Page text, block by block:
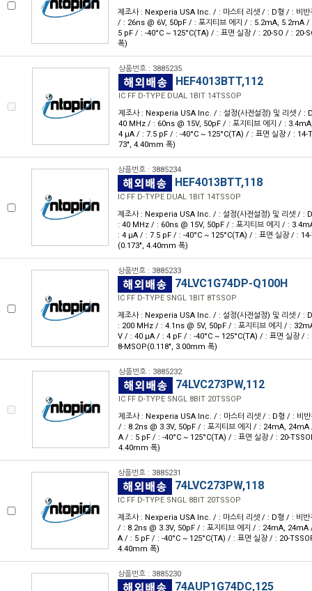
제조사 : Nexperia USA Inc. / : 마스터 리셋 / : D형 / : 비
/ : 26ns @ 6V, 50pF / : 포지티브 에지 / : 5.2mA, 5.2mA
5 pF / : -40°C ~ 125°C(TA) / : 표면 실장 / : 20-SO / : 20-
폭)
상품번호 : 3885235
HEF4013BTT,112
IC FF D-TYPE DUAL 1BIT 14TSSOP
제조사 : Nexperia USA Inc. / : 설정(사전설정) 및 리셋 / :
40 MHz / : 60ns @ 15V, 50pF / : 포지티브 에지 / :
4 μA / : 7.5 pF / : -40°C ~ 125°C(TA) / : 표면 실장 / : 14-
73", 4.40mm 폭)
상품번호 : 3885234
HEF4013BTT,118
IC FF D-TYPE DUAL 1BIT 14TSSOP
제조사 : Nexperia USA Inc. / : 설정(사전설정) 및 리셋 / :
: 40 MHz / : 60ns @ 15V, 50pF / : 포지티브 에지 / :
: 4 μA / : 7.5 pF / : -40°C ~ 125°C(TA) / : 표면 실장 / :
(0.173", 4.40mm 폭)
상품번호 : 3885233
74LVC1G74DP-Q100H
IC FF D-TYPE SNGL 1BIT 8TSSOP
제조사 : Nexperia USA Inc. / : 설정(사전설정) 및 리셋 / :
: 200 MHz / : 4.1ns @ 5V, 50pF / : 포지티브 에지 / :
V / : 40 μA / : 4 pF / : -40°C ~ 125°C(TA) / : 표면 실장 / :
8-MSOP(0.118", 3.00mm 폭)
상품번호 : 3885232
74LVC273PW,112
IC FF D-TYPE SNGL 8BIT 20TSSOP
제조사 : Nexperia USA Inc. / : 마스터 리셋 / : D형 / : 비
/ : 8.2ns @ 3.3V, 50pF / : 포지티브 에지 / : 24mA,
A / : 5 pF / : -40°C ~ 125°C(TA) / : 표면 실장 / : 20-
4.40mm 폭)
상품번호 : 3885231
74LVC273PW,118
IC FF D-TYPE SNGL 8BIT 20TSSOP
제조사 : Nexperia USA Inc. / : 마스터 리셋 / : D형 / : 비
/ : 8.2ns @ 3.3V, 50pF / : 포지티브 에지 / : 24mA,
A / : 5 pF / : -40°C ~ 125°C(TA) / : 표면 실장 / : 20-
4.40mm 폭)
상품번호 : 3885230
74AUP1G74DC,125